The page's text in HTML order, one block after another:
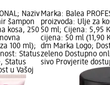
Naziv
šampon
kosa, 250
100 ml);
Status
Status
u Vašoj
Marka: Balea
proizvoda: Ulje za
50 ml; Cijena: 5,95
cijena: 50 ml (11,90
dm Marka Logo;
zeleno Dostupno
sivo Provjerite